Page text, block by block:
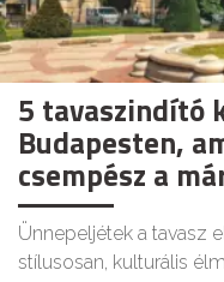
5 tavaszindító
Budapesten,
csempész a
Ünnepeljétek a tavasz
stílusosan, kulturális